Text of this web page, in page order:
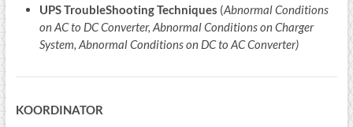
UPS TroubleShooting Techniques (Abnormal Conditions
on AC to DC Converter, Abnormal Conditions on Charger
System, Abnormal Conditions on DC to AC Converter)
KOORDINATOR